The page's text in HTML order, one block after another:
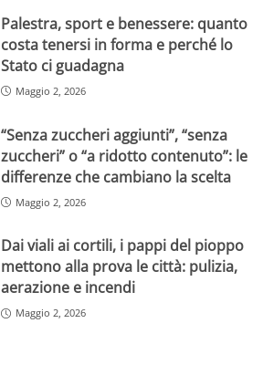
Palestra, sport e benessere: quanto
costa tenersi in forma e perché lo
Stato ci guadagna
Maggio 2, 2026
“Senza zuccheri aggiunti”, “senza
zuccheri” o “a ridotto contenuto”: le
differenze che cambiano la scelta
Maggio 2, 2026
Dai viali ai cortili, i pappi del pioppo
mettono alla prova le città: pulizia,
aerazione e incendi
Maggio 2, 2026